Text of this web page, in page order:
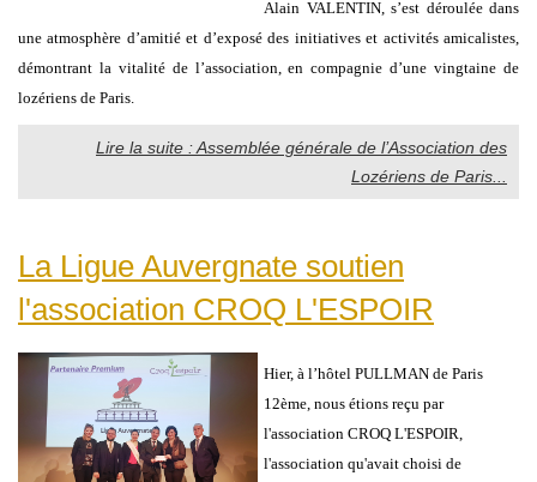
Alain VALENTIN, s’est déroulée dans
une atmosphère d’amitié et d’exposé des initiatives et activités amicalistes,
démontrant la vitalité de l’association, en compagnie d’une vingtaine de
lozériens de Paris.
Lire la suite : Assemblée générale de l’Association des
Lozériens de Paris...
La Ligue Auvergnate soutien
l'association CROQ L'ESPOIR
Hier, à l’hôtel PULLMAN de Paris
12ème, nous étions reçu par
l'association CROQ L'ESPOIR,
l'association qu'avait choisi de